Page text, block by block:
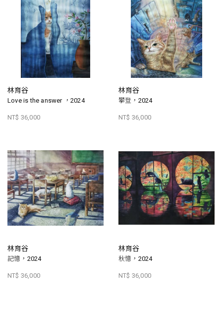
林育谷
Love is the answer ，2024
NT$ 36,000
林育谷
攀登，2024
NT$ 36,000
林育谷
記憶，2024
NT$ 36,000
林育谷
秋憶，2024
NT$ 36,000